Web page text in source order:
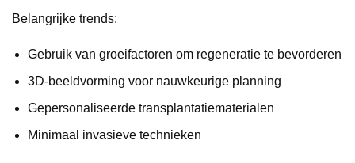
Belangrijke trends:
Gebruik van groeifactoren om regeneratie te bevorderen
3D-beeldvorming voor nauwkeurige planning
Gepersonaliseerde transplantatiematerialen
Minimaal invasieve technieken